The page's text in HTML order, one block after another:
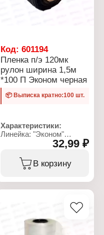
Код:601194
Пленка п/э 120мк
рулон ширина 1,5м
*100 П Эконом черная
📦 Выписка кратно:100 шт.
Характеристики:
Линейка: "Эконом"
Тип товара: Пленка
Толщина: 120 мк
Размер: 100х1,5 м
32,99 ₽
В корзину